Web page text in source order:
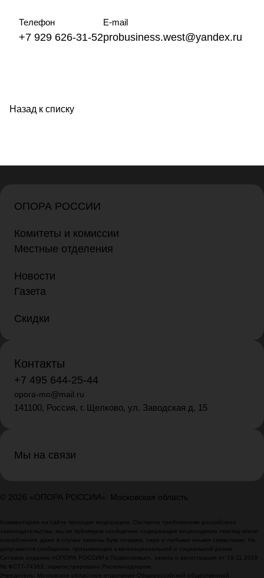
Телефон
+7 929 626-31-52
E-mail
probusiness.west@yandex.ru
Назад к списку
ОПОРА РОССИИ
Комитеты и комиссии
Местные отделения
Новости
Газета
Скидки
Контакты
+7 495 644-25-44
opora-mo@mail.ru
141100, Россия, г. Щелково, ул. Заводская д. 15
Мы на связи
© 2026 «ОПОРА РОССИИ»: Московская область
Комментарии на сайте проходят модерацию. Согласно требованиям российского
законодательства, мы не публикуем сообщения, содержащие нецензурную лексику и/или
оскорбления, даже в случае замены букв точками, тире и любыми иными символами. Не
допускаются сообщения, призывающие к межнациональной и социальной розни.
Сетевое издание «ОПОРА РОССИИ в Подмосковье», запись о регистрации от 19.11.2018
№ ФС77-74363, зарегистрировано Роскомнадзором.
Учредитель: Московское областное отделение Общероссийской общественной